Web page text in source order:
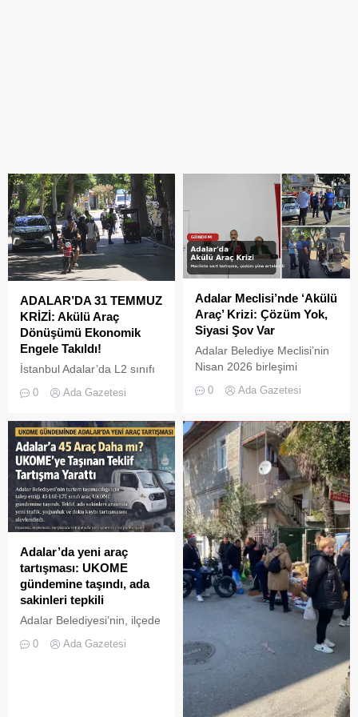
ADALAR’DA 31 TEMMUZ
KRİZİ: Akülü Araç
Dönüşümü Ekonomik
Engele Takıldı!
İstanbul Adalar’da L2 sınıfı
yasaklanarak L6 ve L7 sınıfı
zorunluluğu için verilen ek
sürede sona yaklaşılıyor
0 Ada Gazetesi
Adalar Meclisi’nde ‘Akülü
Araç’ Krizi: Çözüm Yok,
Siyasi Şov Var
Adalar Belediye Meclisi’nin
Nisan 2026 birleşimi
Kulübü’nde gerçekleştirildi.
0 Ada Gazetesi
Adalar’da yeni araç
tartışması: UKOME
gündemine taşındı, ada
sakinleri tepkili
Adalar Belediyesi’nin, ilçede
yapılmasına yönelik yeni
0 Ada Gazetesi